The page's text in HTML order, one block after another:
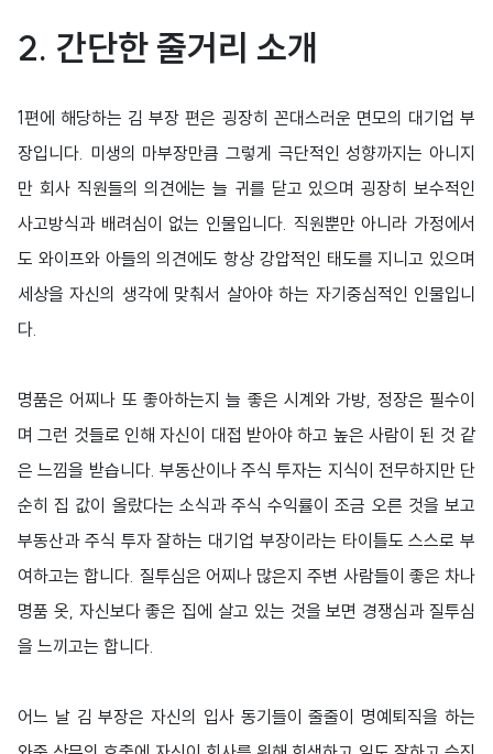
2. 간단한 줄거리 소개
1편에 해당하는 김 부장 편은 굉장히 꼰대스러운 면모의 대기업 부
장입니다. 미생의 마부장만큼 그렇게 극단적인 성향까지는 아니지
만 회사 직원들의 의견에는 늘 귀를 닫고 있으며 굉장히 보수적인
사고방식과 배려심이 없는 인물입니다. 직원뿐만 아니라 가정에서
도 와이프와 아들의 의견에도 항상 강압적인 태도를 지니고 있으며
세상을 자신의 생각에 맞춰서 살아야 하는 자기중심적인 인물입니
다.
명품은 어찌나 또 좋아하는지 늘 좋은 시계와 가방, 정장은 필수이
며 그런 것들로 인해 자신이 대접 받아야 하고 높은 사람이 된 것 같
은 느낌을 받습니다. 부동산이나 주식 투자는 지식이 전무하지만 단
순히 집 값이 올랐다는 소식과 주식 수익률이 조금 오른 것을 보고
부동산과 주식 투자 잘하는 대기업 부장이라는 타이틀도 스스로 부
여하고는 합니다. 질투심은 어찌나 많은지 주변 사람들이 좋은 차나
명품 옷, 자신보다 좋은 집에 살고 있는 것을 보면 경쟁심과 질투심
을 느끼고는 합니다.
어느 날 김 부장은 자신의 입사 동기들이 줄줄이 명예퇴직을 하는